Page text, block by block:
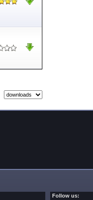
Follow us: